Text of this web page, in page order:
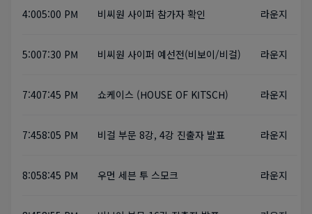
4:00~5:00 PM 비씨원 사이퍼 참가자 확인 라운지
5:00~7:30 PM 비씨원 사이퍼 예선전(비보이/비걸) 라운지
7:40~7:45 PM 쇼케이스 (HOUSE OF KITSCH) 라운지
7:45~8:05 PM 비걸 부문 8강, 4강 진출자 발표 라운지
8:05~8:45 PM 우먼 세븐 투 스모크 라운지